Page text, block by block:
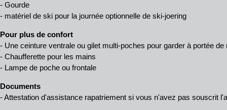
- Gourde
- matériel de ski pour la journée optionnelle de ski-joering
Pour plus de confort
- Une ceinture ventrale ou gilet multi-poches pour garder à portée
- Chaufferette pour les mains
- Lampe de poche ou frontale
Documents
- Attestation d'assistance rapatriement si vous n'avez pas souscrit